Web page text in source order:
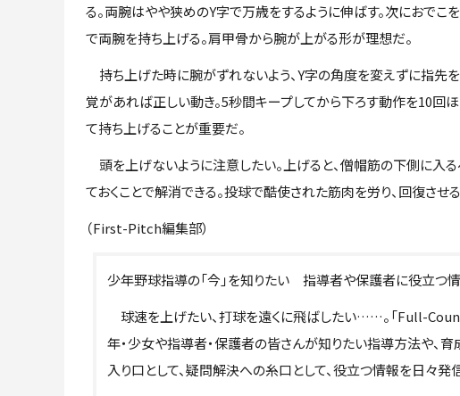
る。両腕はやや狭めのY字で万歳をするように伸ばす。次におでこ
で両腕を持ち上げる。肩甲骨から腕が上がる形が理想だ。
持ち上げた時に腕がずれないよう、Y字の角度を変えずに指先
覚があれば正しい動き。5秒間キープしてから下ろす動作を10回
て持ち上げることが重要だ。
頭を上げないように注意したい。上げると、僧帽筋の下側に入
ておくことで解消できる。投球で酷使された筋肉を労り、回復させ
（First-Pitch編集部）
少年野球指導の「今」を知りたい 指導者や保護者に役立つ
球速を上げたい、打球を遠くに飛ばしたい……。「Full-
年・少女や指導者・保護者の皆さんが知りたい指導方法や、
入り口として、疑問解決への糸口として、役立つ情報を日々発